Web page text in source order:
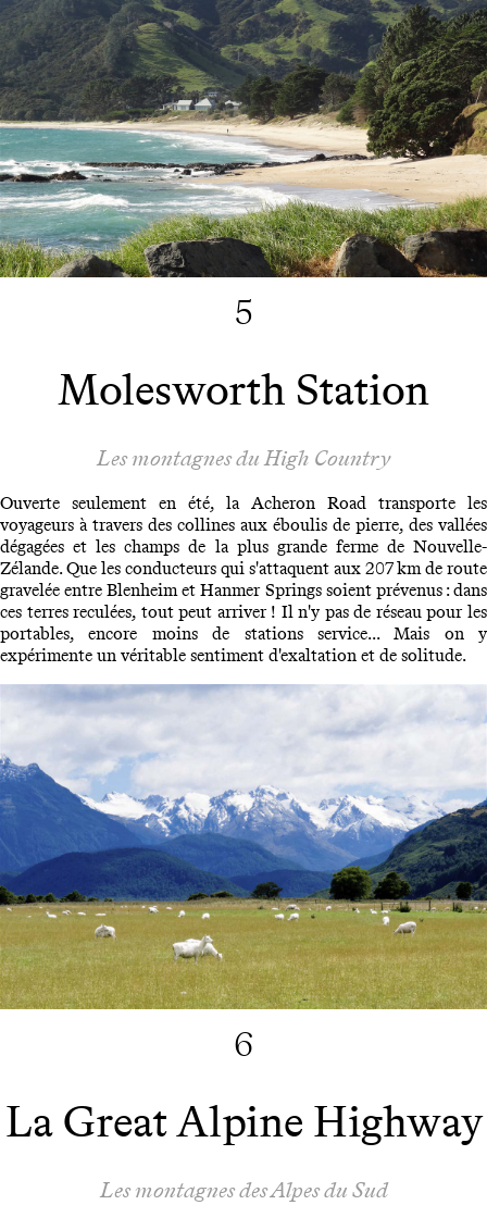
5
Molesworth Station
Les montagnes du High Country
Ouverte seulement en été, la Acheron Road transporte les
voyageurs à travers des collines aux éboulis de pierre, des vallées
dégagées et les champs de la plus grande ferme de Nouvelle-
Zélande. Que les conducteurs qui s'attaquent aux 207 km de route
gravelée entre Blenheim et Hanmer Springs soient prévenus : dans
ces terres reculées, tout peut arriver ! Il n'y pas de réseau pour les
portables, encore moins de stations service... Mais on y
expérimente un véritable sentiment d'exaltation et de solitude.
6
La Great Alpine Highway
Les montagnes des Alpes du Sud